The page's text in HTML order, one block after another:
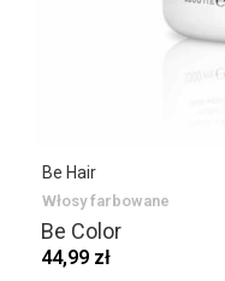
Be Hair
Włosy farbowane
Be Color
44,99 zł